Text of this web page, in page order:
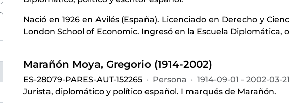
Nació en 1926 en Avilés (España). Licenciado en Derecho y
London School of Economic. Ingresó en la Escuela Diplomática,
Marañón Moya, Gregorio (1914-2002)
ES-28079-PARES-AUT-152265 · Persona · 1914-09-01 - 2002-03-21
Jurista, diplomático y político español. I marqués de Marañón.